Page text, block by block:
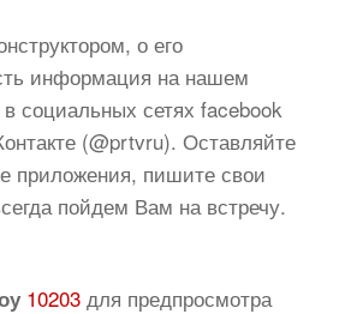
о его
информация на нашем
социальных сетях facebook
(@prtvru). Оставляйте
приложения, пишите свои
пойдем Вам на встречу.
10203 для предпросмотра